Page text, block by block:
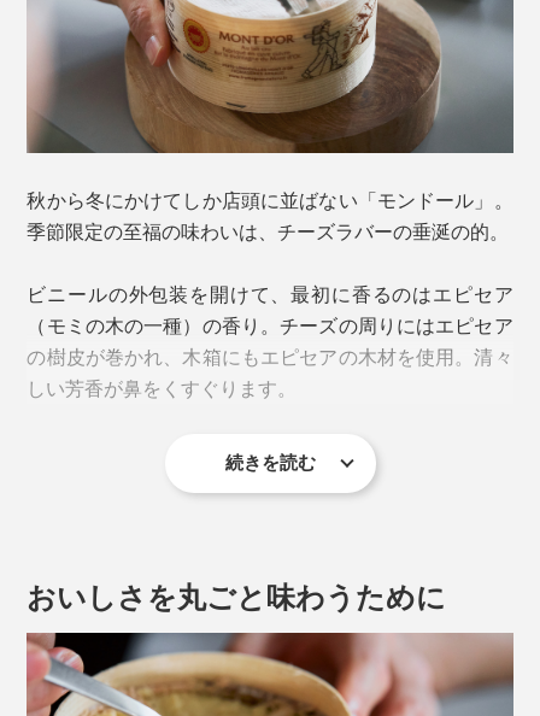
秋から冬にかけてしか店頭に並ばない「モンドール」。
季節限定の至福の味わいは、チーズラバーの垂涎の的。
ビニールの外包装を開けて、最初に香るのはエピセア
（モミの木の一種）の香り。チーズの周りにはエピセア
の樹皮が巻かれ、木箱にもエピセアの木材を使用。清々
しい芳香が鼻をくすぐります。
表面は凸凹で、ふわふわの白カビ。初めて目にすると一
の皮も食べられるのでご安心を。
続きを読む
おいしさを丸ごと味わうために